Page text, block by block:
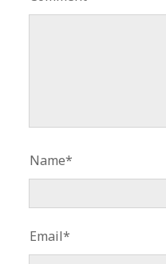
Name*
Email*